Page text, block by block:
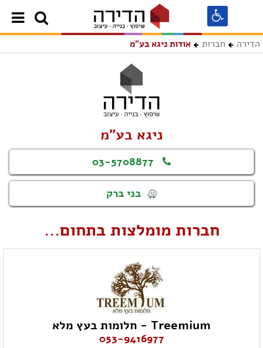
הדירה חברות אודות ניגא בע"מ
ניגא בע"מ
03-5708877
בני ברק
חברות מומלצות בתחום...
Treemium - חלומות בעץ מלא
053-9416977